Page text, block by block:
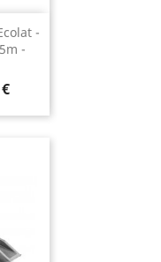
-
-